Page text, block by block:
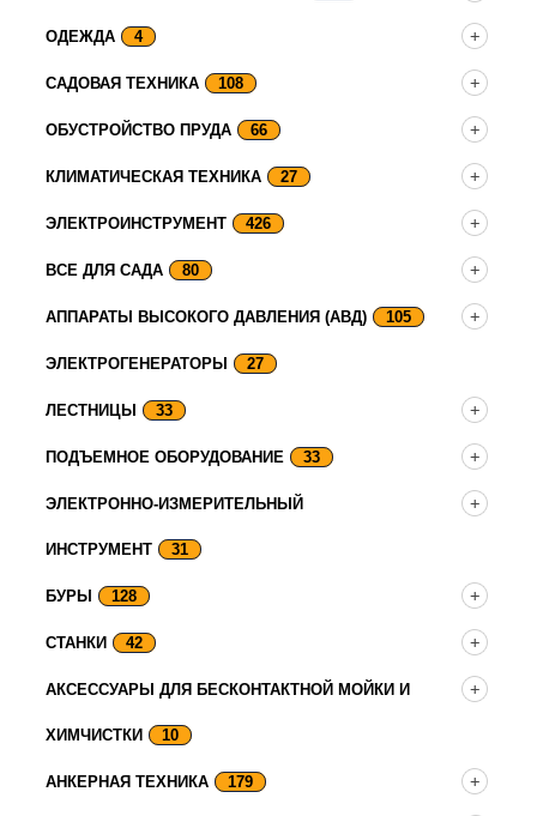
ОДЕЖДА 4
САДОВАЯ ТЕХНИКА 108
ОБУСТРОЙСТВО ПРУДА 66
КЛИМАТИЧЕСКАЯ ТЕХНИКА 27
ЭЛЕКТРОИНСТРУМЕНТ 426
ВСЕ ДЛЯ САДА 80
АППАРАТЫ ВЫСОКОГО ДАВЛЕНИЯ (АВД) 105
ЭЛЕКТРОГЕНЕРАТОРЫ 27
ЛЕСТНИЦЫ 33
ПОДЪЕМНОЕ ОБОРУДОВАНИЕ 33
ЭЛЕКТРОННО-ИЗМЕРИТЕЛЬНЫЙ
ИНСТРУМЕНТ 31
БУРЫ 128
СТАНКИ 42
АКСЕССУАРЫ ДЛЯ БЕСКОНТАКТНОЙ МОЙКИ И
ХИМЧИСТКИ 10
АНКЕРНАЯ ТЕХНИКА 179